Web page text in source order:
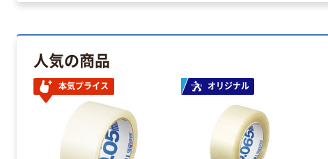
人気の商品
本気プライス オリジナル